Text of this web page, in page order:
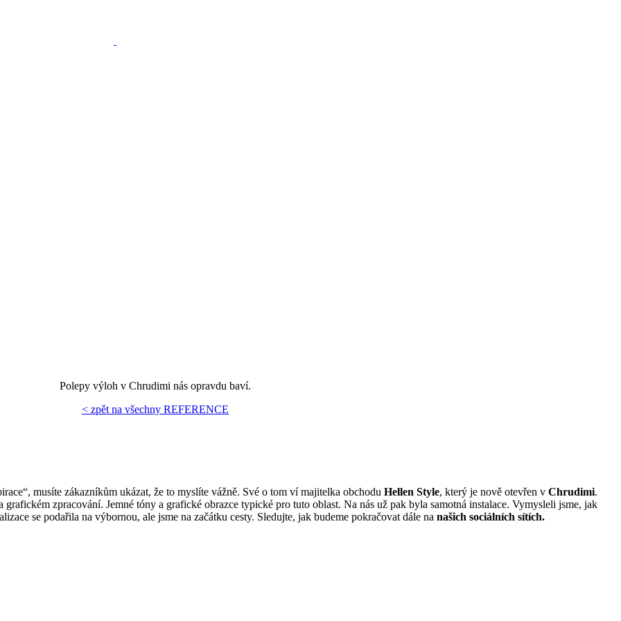
Polepy výloh v Chrudimi nás opravdu baví.
< zpět na všechny REFERENCE
musíte zákazníkům ukázat, že to myslíte vážně. Své o tom ví majitelka obchodu Hellen Style, který je nově otevřen v Chrudimi.
zpracování. Jemné tóny a grafické obrazce typické pro tuto oblast. Na nás už pak byla samotná instalace. Vymysleli jsme, jak
se podařila na výbornou, ale jsme na začátku cesty. Sledujte, jak budeme pokračovat dále na našich sociálních sítích.